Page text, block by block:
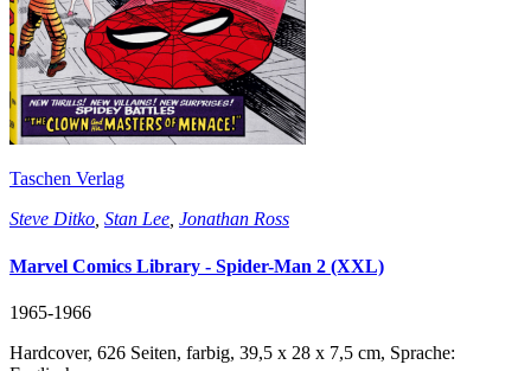
Taschen Verlag
Steve Ditko, Stan Lee, Jonathan Ross
Marvel Comics Library - Spider-Man 2 (XXL)
1965-1966
Hardcover, 626 Seiten, farbig, 39,5 x 28 x 7,5 cm, Sprache: